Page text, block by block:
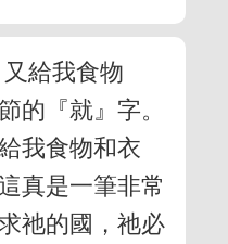
給我食物
的『就』字。
我食物和衣
真是一筆非常
祂的國，祂必